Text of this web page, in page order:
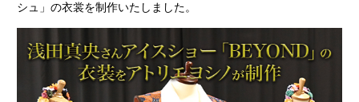
シュ」の衣裳を制作いたしました。